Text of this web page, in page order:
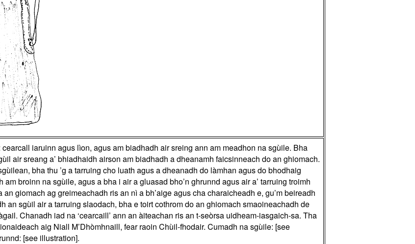
iaruinn agus lìon, agus am biadhadh air sreing ann am meadhon na sgùile. Bha
air sreang a’ bhiadhaidh airson am biadhadh a dheanamh faicsinneach do an ghiomach.
bha thu ’g a tarruing cho luath agus a dheanadh do làmhan agus do bhodhaig
broinn na sgùile, agus a bha i air a gluasad bho’n ghrunnd agus air a’ tarruing troimh
giomach ag greimeachadh ris an nì a bh’aige agus cha charaicheadh e, gu’m beireadh
an sgùil air a tarruing slaodach, bha e toirt cothrom do an ghiomach smaoineachadh de
Chanadh iad na ‘cearcaill’ ann an àiteachan ris an t-seòrsa uidheam-iasgaich-sa. Tha
aig Niall M’Dhòmhnaill, fear raoin Chùil-fhodair. Cumadh na sgùile: [see
[see illustration].